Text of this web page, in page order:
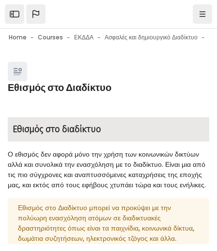
Open the sidebar
Home Courses ΕΚΔΔΑ Ασφαλές και δημιουργικό Διαδίκτυο
Blocks
Εθισμός στο Διαδίκτυο
Blocks
Εθισμός στο διαδίκτυο
Ο εθισμός δεν αφορά μόνο την χρήση των κοινωνικών δικτύων
αλλά και συνολικά την ενασχόληση με το διαδίκτυο. Είναι μια από
τις πιο σύγχρονες και αναπτυσσόμενες καταχρήσεις της εποχής
μας, και εκτός από τους εφήβους χτυπάει τώρα και τους ενήλικες.
Εθισμός στο Διαδίκτυο μπορεί να προκύψει με την
πολύωρη ενασχόληση ατόμων σε διαδικτυακές
δραστηριότητες όπως είναι τα παιχνίδια, κοινωνικά δίκτυα,
δωμάτια συζητήσεων, ηλεκτρονικός τζόγος και άλλα.